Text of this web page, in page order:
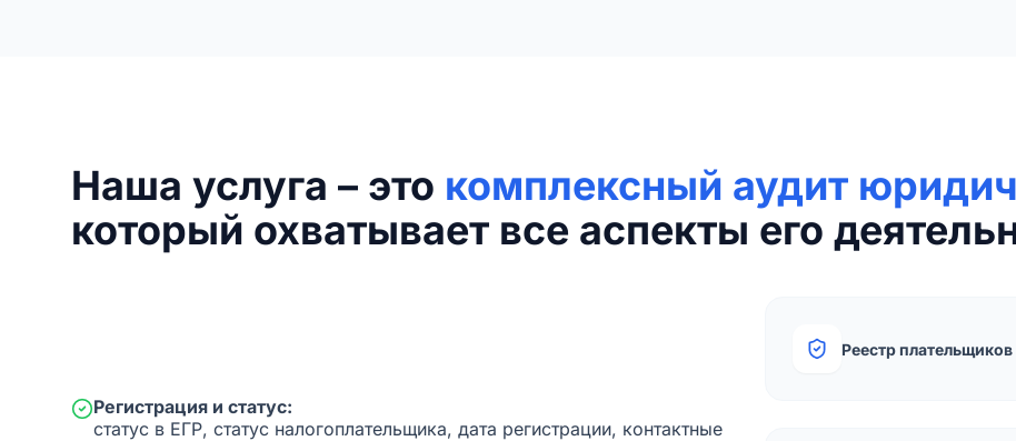
Наша услуга – это комплексный аудит
который охватывает все аспекты его
Регистрация и статус:
статус в ЕГР, статус налогоплательщика, дата регистрации, контактные
Реестр плательщиков